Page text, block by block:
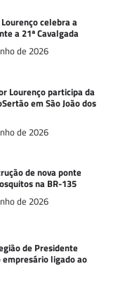
celebra a
a 21ª Cavalgada
de 2026
Lourenço participa da
em São João dos
de 2026
de nova ponte
na BR-135
de 2026
de Presidente
ligado ao